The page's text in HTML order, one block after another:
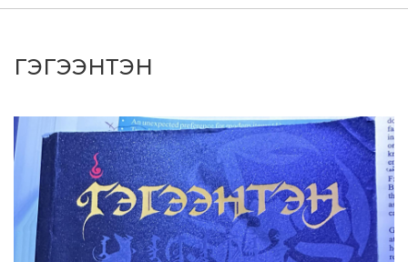
ГЭГЭЭНТЭН